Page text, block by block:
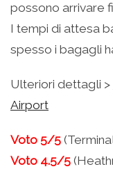
possono arrivare
I tempi di attesa
spesso i bagagli
Ulteriori dettagli >
Airport
Voto 5/5
Voto 4.5/5